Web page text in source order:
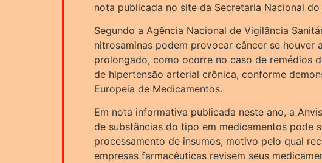
nota publicada no site da Secretaria Nacional
Segundo a Agência Nacional de Vigilância
nitrosaminas podem provocar câncer se houver
prolongado, como ocorre no caso de remédios
de hipertensão arterial crônica, conforme
Europeia de Medicamentos.
Em nota informativa publicada neste ano, a
de substâncias do tipo em medicamentos pode
processamento de insumos, motivo pelo qual
empresas farmacêuticas revisem seus